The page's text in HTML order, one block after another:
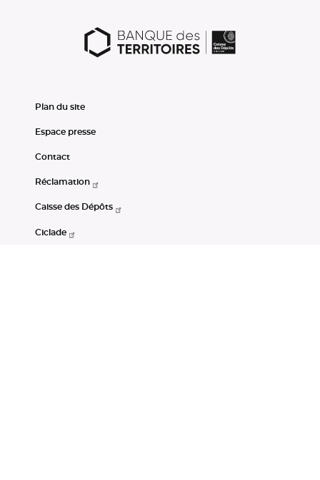
Plan du site
Espace presse
Contact
Réclamation
Caisse des Dépôts
Ciclade